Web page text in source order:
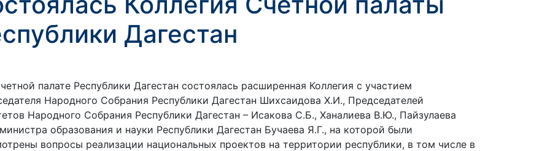
Дагестан
палате Республики Дагестан состоялась расширенная Коллегия с участием
Народного Собрания Республики Дагестан Шихсаидова Х.И., Председателей
Народного Собрания Республики Дагестан – Исакова С.Б., Ханалиева В.Ю., Пайзулаева
образования и науки Республики Дагестан Бучаева Я.Г., на которой были
вопросы реализации национальных проектов на территории республики, в том числе в